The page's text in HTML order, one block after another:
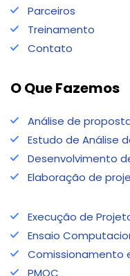
Parceiros
Treinamento
Contato
O Que Fazemos
Análise de
Estudo de Análise
Desenvolvimento
Elaboração de
Execução de
Ensaio
Comissionamento
PMOC